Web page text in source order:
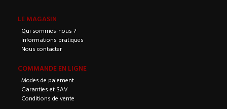
LE MAGASIN
Qui sommes-nous ?
Informations pratiques
Nous contacter
COMMANDE EN LIGNE
Modes de paiement
Garanties et SAV
Conditions de vente